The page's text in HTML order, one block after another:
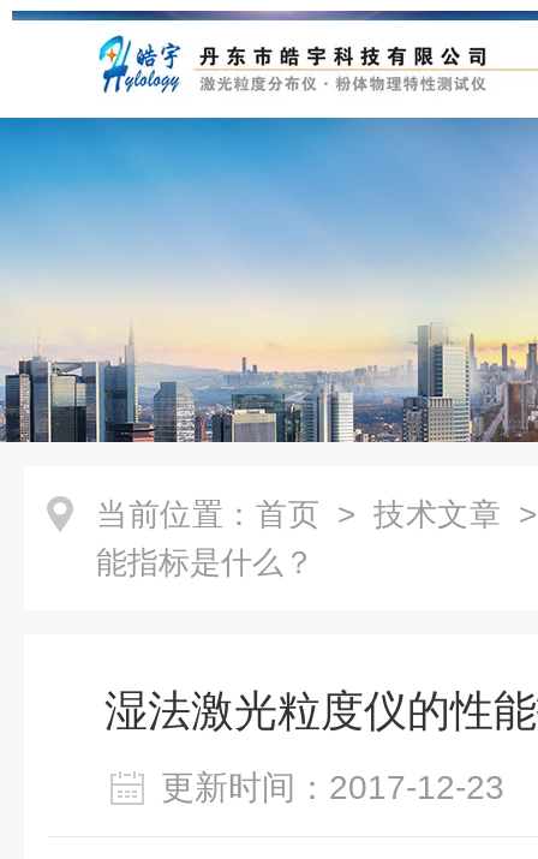
当前位置： 首页 > 技术文章
能指标是什么？
湿法激光粒度仪的性
更新时间：2017-12-